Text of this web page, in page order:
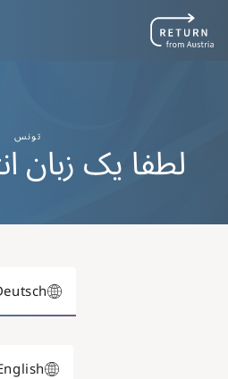
تونس
لطفا یک زبان